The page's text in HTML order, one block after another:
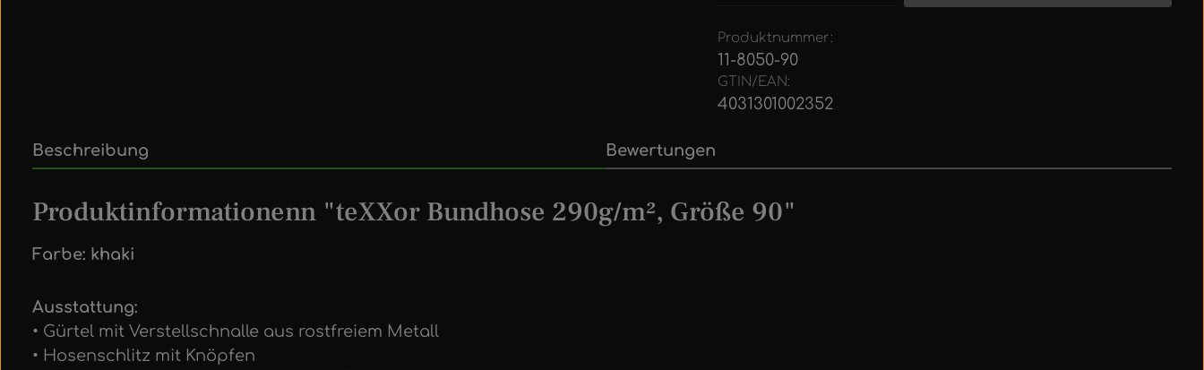
Produktnummer:
11-8050-90
GTIN/EAN:
4031301002352
Beschreibung Bewertungen
Produktinformationenn "teXXor Bundhose 290g/m², Größe 90"
Farbe: khaki
Ausstattung:
• Gürtel mit Verstellschnalle aus rostfreiem Metall
• Hosenschlitz mit Knöpfen